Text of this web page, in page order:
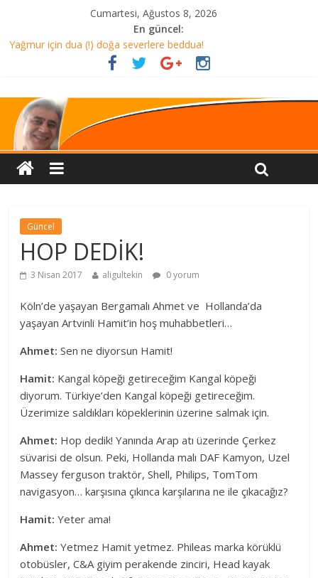
Cumartesi, Ağustos 8, 2026
En güncel:
Yağmur için dua (!) doğa severlere beddua!
ALMANYA’ DA AKŞAM YEMEĞİ Mİ? TÜRKİYE’DE HER ŞEY DAHİL
AMAN DİKKAT!
HELALLEŞME Mİ?
Güncel
HOP DEDİK!
3 Nisan 2017 aligultekin 0 yorum
Köln’de yaşayan Bergamalı Ahmet ve Hollanda’da
yaşayan Artvinli Hamit’in hoş muhabbetleri…
Ahmet: Sen ne diyorsun Hamit!
Hamit: Kangal köpeği getireceğim Kangal köpeği
diyorum. Türkiye’den Kangal köpeği getireceğim.
Üzerimize saldıkları köpeklerinin üzerine salmak için.
Ahmet: Hop dedik! Yanında Arap atı üzerinde Çerkez
süvarisi de olsun. Peki, Hollanda malı DAF Kamyon, Uzel
Massey ferguson traktör, Shell, Philips, TomTom
navigasyon… karşısına çıkınca karşılarına ne ile çıkacağız?
Hamit: Yeter ama!
Ahmet: Yetmez Hamit yetmez. Phileas marka körüklü
otobüsler, C&A giyim perakende zinciri, Head kayak